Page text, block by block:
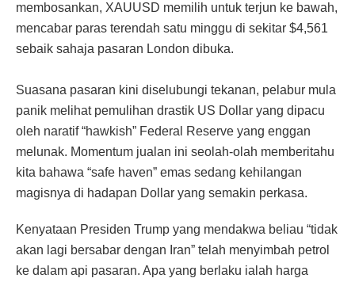
membosankan, XAUUSD memilih untuk terjun ke bawah,
mencabar paras terendah satu minggu di sekitar $4,561
sebaik sahaja pasaran London dibuka.
Suasana pasaran kini diselubungi tekanan, pelabur mula
panik melihat pemulihan drastik US Dollar yang dipacu
oleh naratif “hawkish” Federal Reserve yang enggan
melunak. Momentum jualan ini seolah-olah memberitahu
kita bahawa “safe haven” emas sedang kehilangan
magisnya di hadapan Dollar yang semakin perkasa.
Kenyataan Presiden Trump yang mendakwa beliau “tidak
akan lagi bersabar dengan Iran” telah menyimbah petrol
ke dalam api pasaran. Apa yang berlaku ialah harga